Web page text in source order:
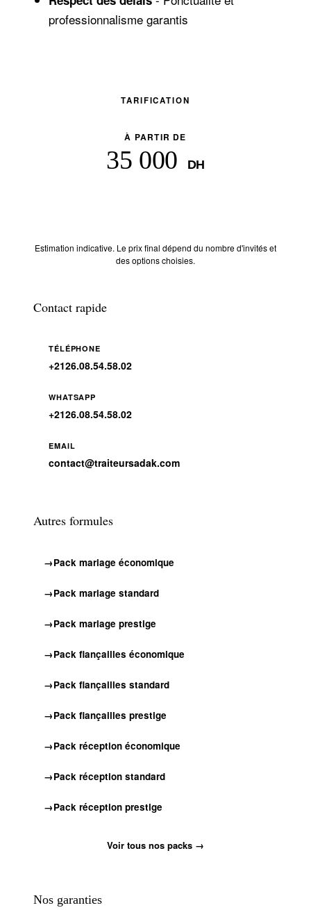
professionnalisme garantis
TARIFICATION
À PARTIR DE
35 000 DH
Estimation indicative. Le prix final dépend du nombre d'invités et
des options choisies.
Contact rapide
TÉLÉPHONE
+2126.08.54.58.02
WHATSAPP
+2126.08.54.58.02
EMAIL
contact@traiteursadak.com
Autres formules
Pack mariage économique
Pack mariage standard
Pack mariage prestige
Pack fiançailles économique
Pack fiançailles standard
Pack fiançailles prestige
Pack réception économique
Pack réception standard
Pack réception prestige
Voir tous nos packs →
Nos garanties